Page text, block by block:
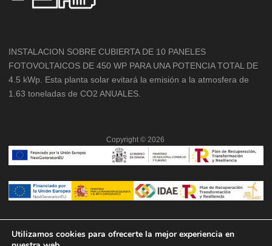
INSTALACION SOBRE CUBIERTA DE 10 PANELES
FOTOVOLTAICOS DE 450 WP PARA UNA POTENCIA TOTAL DE
4.5 kWp. Esta planta solar evitará la emisión a la atmosfera de
1.63 toneladas de CO2 ANUALES.
Copyright © 2026
Utilizamos cookies para ofrecerte la mejor experiencia en